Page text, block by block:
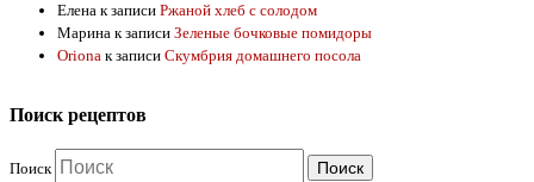
Елена к записи Ржаной хлеб с солодом
Марина к записи Зеленые бочковые помидоры
Oriona к записи Скумбрия домашнего посола
Поиск рецептов
Поиск